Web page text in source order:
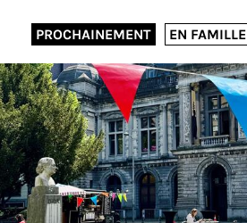
PROCHAINEMENT EN FAMILLE